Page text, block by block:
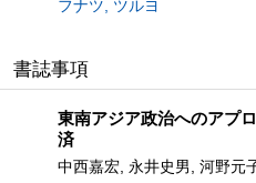
フナツ, ツルヨ
書誌事項
東南アジア政治へのアプ
済
中西嘉宏, 永井史男, 河野元